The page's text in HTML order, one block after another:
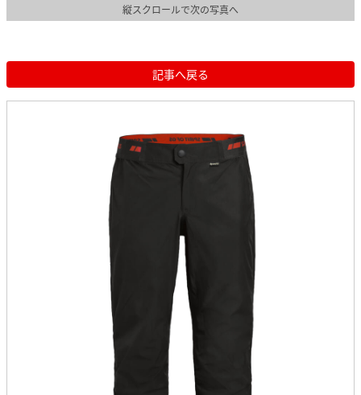
縦スクロールで次の写真へ
記事へ戻る